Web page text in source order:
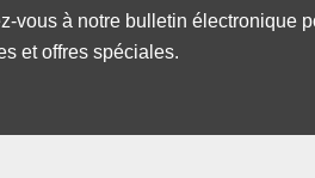
vous à notre bulletin électronique
et offres spéciales.